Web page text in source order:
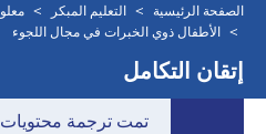
أنت
موجود
هنا
الصفحة الرئيسية التعليم المبكر
الأطفال ذوي الخبرات في مجال اللجوء
إتقان التكامل
تمت ترجمة محتويات